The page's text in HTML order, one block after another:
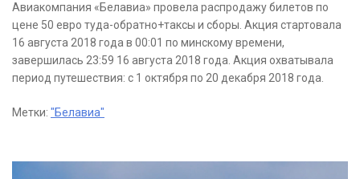
Авиакомпания «Белавиа» провела распродажу билетов по
цене 50 евро туда-обратно+таксы и сборы. Акция стартовала
16 августа 2018 года в 00:01 по минскому времени,
завершилась 23:59 16 августа 2018 года. Акция охватывала
период путешествия: с 1 октября по 20 декабря 2018 года.
Метки: "Белавиа"